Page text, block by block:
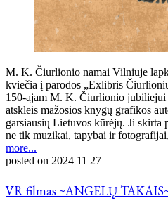
M. K. Čiurlionio namai Vilniuje
kviečia į parodos „Exlibris
150-ajam M. K. Čiurlionio jubiliejui
atskleis mažosios knygų grafikos
garsiausių Lietuvos kūrėjų. Ji
ne tik muzikai, tapybai ir
more...
posted on 2024 11 27
VR filmas ~ANGELŲ